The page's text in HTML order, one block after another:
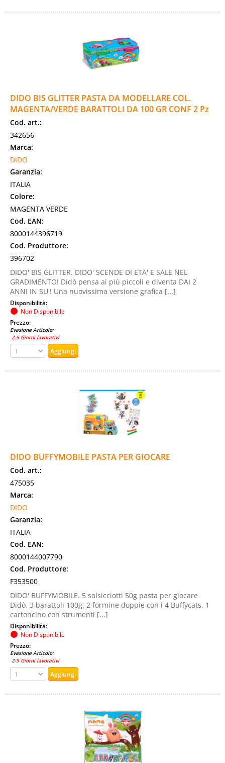
DIDO BIS GLITTER PASTA DA MODELLARE COL.
MAGENTA/VERDE BARATTOLI DA 100 GR CONF 2 Pz
Cod. art.:
342656
Marca:
DIDO
Garanzia:
ITALIA
Colore:
MAGENTA VERDE
Cod. EAN:
8000144396719
Cod. Produttore:
396702
DIDO' BIS GLITTER. DIDO' SCENDE DI ETA' E SALE NEL
GRADIMENTO! Didò pensa ai più piccoli e diventa DAI 2
ANNI IN SU'! Una nuovissima versione grafica [...]
Disponibilità:
Non Disponibile
Prezzo:
Evasione Articolo:
2-5 Giorni lavorativi
DIDO BUFFYMOBILE PASTA PER GIOCARE
Cod. art.:
475035
Marca:
DIDO
Garanzia:
ITALIA
Cod. EAN:
8000144007790
Cod. Produttore:
F353500
DIDO' BUFFYMOBILE. 5 salsicciotti 50g pasta per giocare
Didò. 3 barattoli 100g. 2 formine doppie con i 4 Buffycats. 1
cartoncino con strumenti [...]
Disponibilità:
Non Disponibile
Prezzo:
Evasione Articolo:
2-5 Giorni lavorativi